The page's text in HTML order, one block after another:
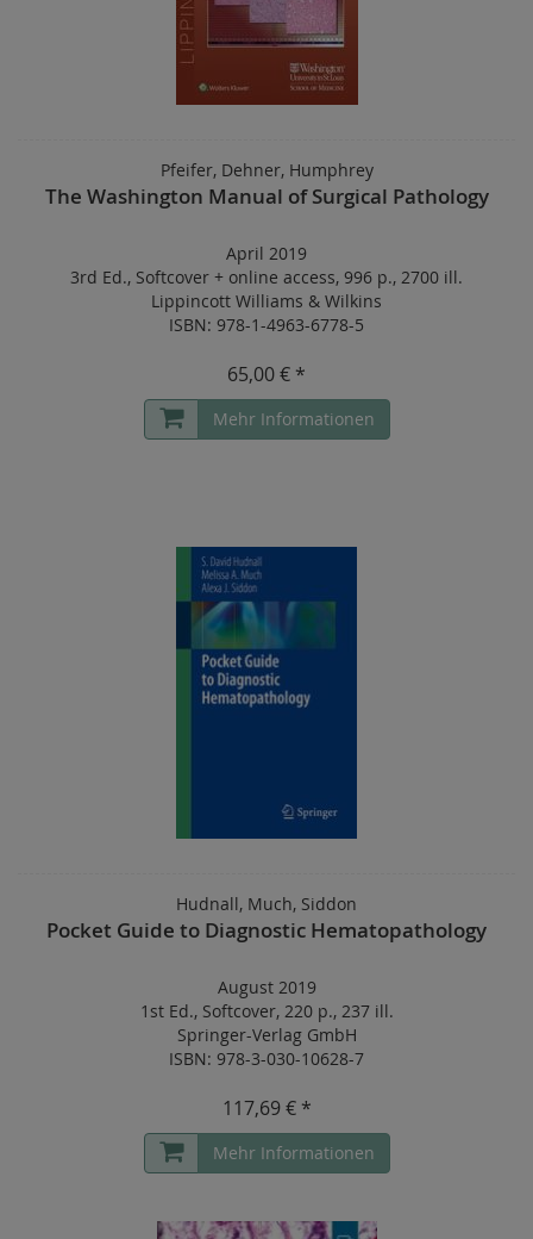
Pfeifer, Dehner, Humphrey
The Washington Manual of Surgical Pathology
April 2019
3rd Ed., Softcover + online access, 996 p., 2700 ill.
Lippincott Williams & Wilkins
ISBN: 978-1-4963-6778-5
65,00 € *
Mehr Informationen
Hudnall, Much, Siddon
Pocket Guide to Diagnostic Hematopathology
August 2019
1st Ed., Softcover, 220 p., 237 ill.
Springer-Verlag GmbH
ISBN: 978-3-030-10628-7
117,69 € *
Mehr Informationen